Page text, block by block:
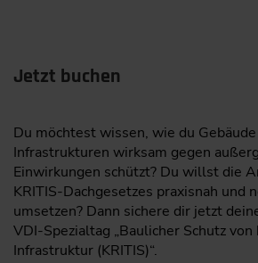
Jetzt buchen
Du möchtest wissen, wie du
Infrastrukturen wirksam gegen
Einwirkungen schützt? Du willst die
KRITIS-Dachgesetzes praxisnah und
umsetzen? Dann sichere dir jetzt
VDI-Spezialtag „Baulicher Schutz
Infrastruktur (KRITIS)“.